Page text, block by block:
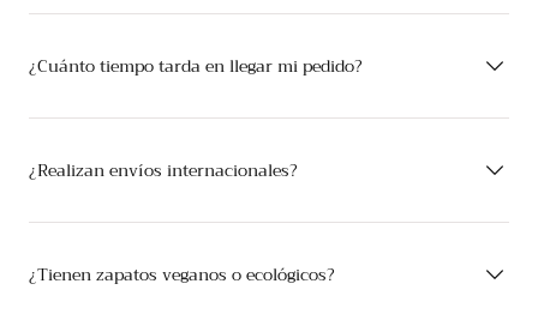
¿Cuánto tiempo tarda en llegar mi pedido?
¿Realizan envíos internacionales?
¿Tienen zapatos veganos o ecológicos?